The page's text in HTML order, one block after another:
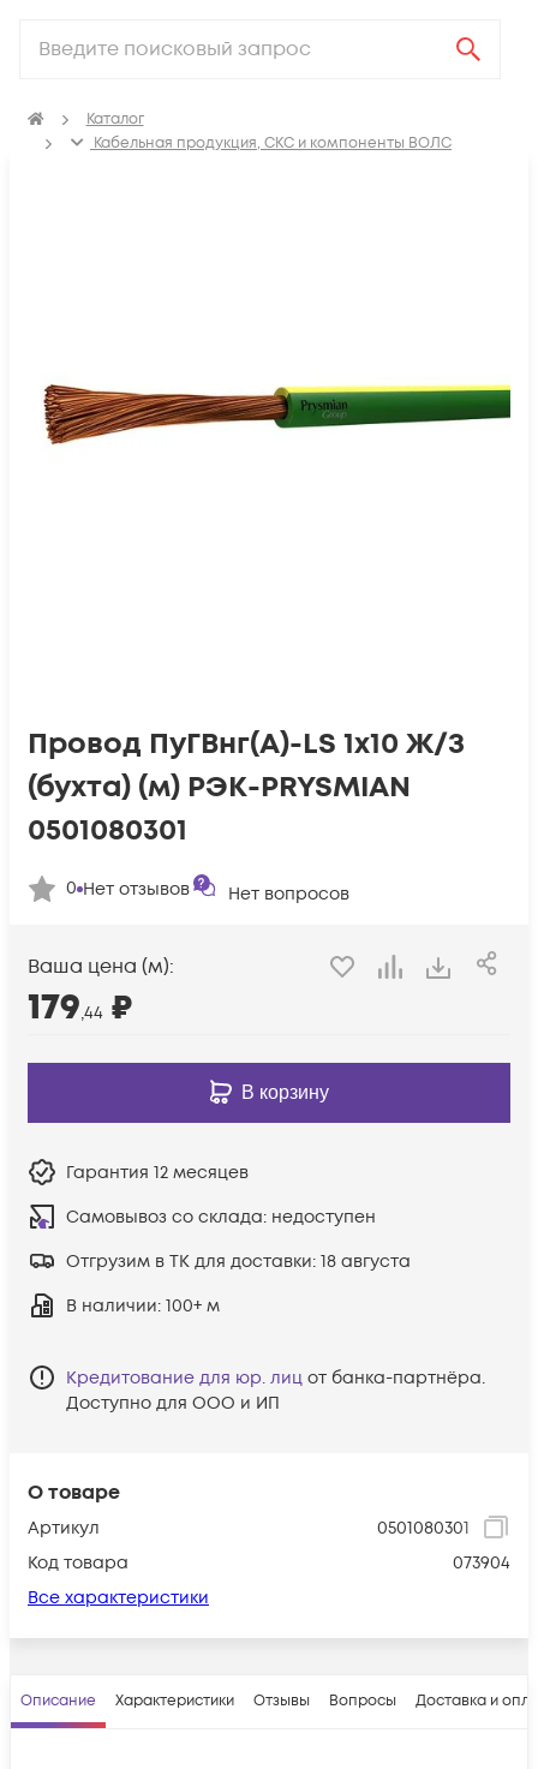
Каталог
Кабельная продукция, СКС и компоненты ВОЛС
О товаре
Артикул
0501080301
Код товара
073904
Все характеристики
Провод ПуГВнг(А)-LS 1х10 Ж/З
(бухта) (м) РЭК-PRYSMIAN
0501080301
0 Нет отзывов Нет вопросов
Ваша цена (м):
179,44 ₽
В корзину
Гарантия 12 месяцев
Самовывоз со склада: недоступен
Отгрузим в ТК для доставки: 18 августа
В наличии: 100+ м
Кредитование для юр. лиц от банка-партнёра.
Доступно для ООО и ИП
Описание Характеристики Отзывы Вопросы Доставка и